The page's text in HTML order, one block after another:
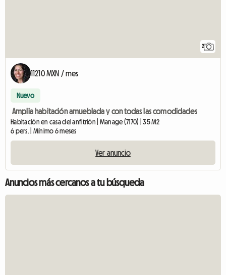
2
11210 MXN / mes
Nuevo
Amplia habitación amueblada y con todas las comodidades
Habitación en casa del anfitrión | Manage (7170) | 35 M2
6 pers. | Mínimo 6 meses
Ver anuncio
Anuncios más cercanos a tu búsqueda